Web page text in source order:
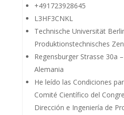
+491723928645
L3HF3CNKL
Technische Universität
Produktionstechnisches
Regensburger Strasse 30a
Alemania
He leído las Condiciones
Comité Científico del
Dirección e Ingeniería de